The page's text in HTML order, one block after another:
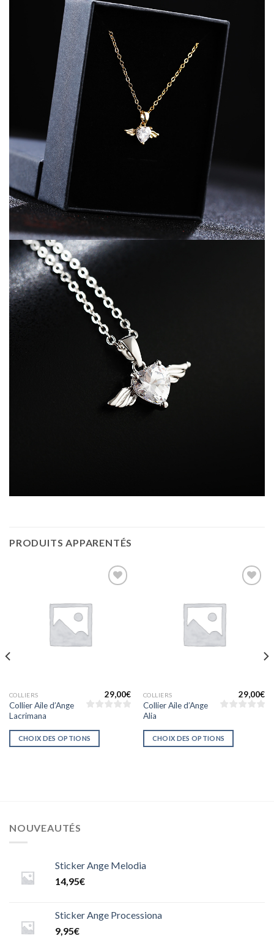
PRODUITS APPARENTÉS
COLLIERS
Collier Aile d’Ange
Lacrimana
29,00€
CHOIX DES OPTIONS
COLLIERS
Collier Aile d’Ange
Alia
29,00€
CHOIX DES OPTIONS
NOUVEAUTÉS
Sticker Ange Melodia
14,95€
Sticker Ange Processiona
9,95€